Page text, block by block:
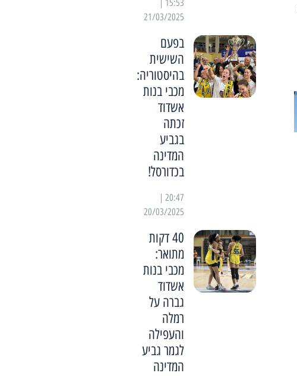
21/03/2025
בפעם
השישית
בהיסטוריה:
מכבי בנות
אשדוד
זכתה
בגביע
המדינה
בכדורסל!
20/03/2025
40 דקות
מתואר:
מכבי בנות
אשדוד
גברה על
רמלה
והעפילה
לגמר גביע
המדינה